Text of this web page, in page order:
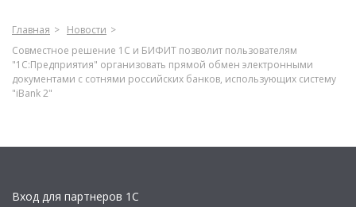
Главная
Новости
Совместное решение 1С и БИФИТ позволит пользователям
"1С:Предприятия" организовать прямой обмен электронными
документами с сотнями российских банков, использующих систему
"iBank 2"
Вход для партнеров 1С